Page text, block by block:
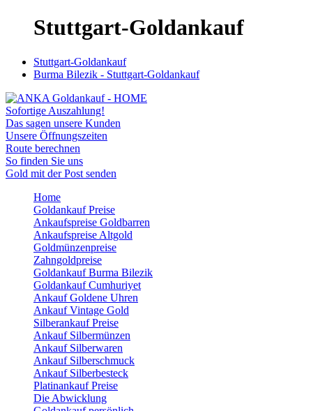
Stuttgart-Goldankauf
Stuttgart-Goldankauf
Burma Bilezik - Stuttgart-Goldankauf
Sofortige Auszahlung!
Das sagen unsere Kunden
Unsere Öffnungszeiten
Route berechnen
So finden Sie uns
Gold mit der Post senden
Home
Goldankauf Preise
Ankaufspreise Goldbarren
Ankaufspreise Altgold
Goldmünzenpreise
Zahngoldpreise
Goldankauf Burma Bilezik
Goldankauf Cumhuriyet
Ankauf Goldene Uhren
Ankauf Vintage Gold
Silberankauf Preise
Ankauf Silbermünzen
Ankauf Silberwaren
Ankauf Silberschmuck
Ankauf Silberbesteck
Platinankauf Preise
Die Abwicklung